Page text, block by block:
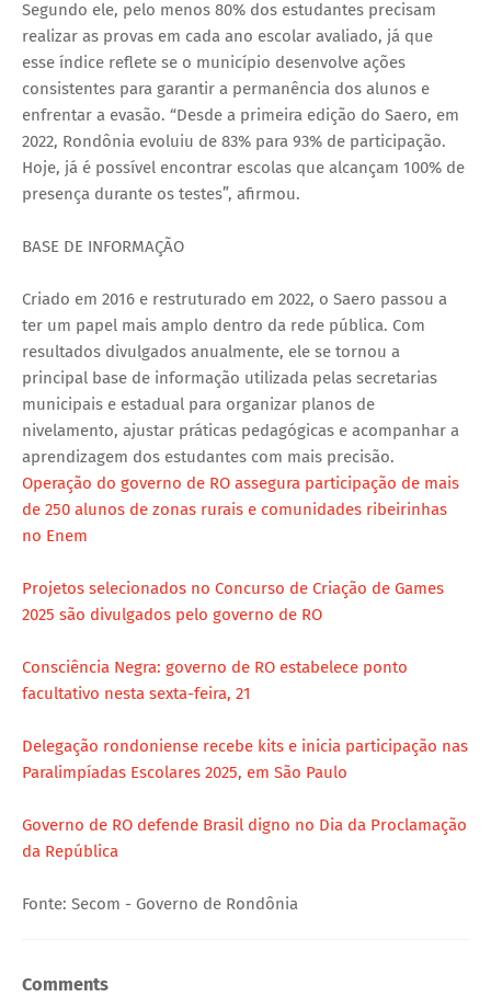
Segundo ele, pelo menos 80% dos estudantes precisam
realizar as provas em cada ano escolar avaliado, já que
esse índice reflete se o município desenvolve ações
consistentes para garantir a permanência dos alunos e
enfrentar a evasão. “Desde a primeira edição do Saero, em
2022, Rondônia evoluiu de 83% para 93% de participação.
Hoje, já é possível encontrar escolas que alcançam 100% de
presença durante os testes”, afirmou.
BASE DE INFORMAÇÃO
Criado em 2016 e restruturado em 2022, o Saero passou a
ter um papel mais amplo dentro da rede pública. Com
resultados divulgados anualmente, ele se tornou a
principal base de informação utilizada pelas secretarias
municipais e estadual para organizar planos de
nivelamento, ajustar práticas pedagógicas e acompanhar a
aprendizagem dos estudantes com mais precisão.
Operação do governo de RO assegura participação de mais
de 250 alunos de zonas rurais e comunidades ribeirinhas
no Enem
Projetos selecionados no Concurso de Criação de Games
2025 são divulgados pelo governo de RO
Consciência Negra: governo de RO estabelece ponto
facultativo nesta sexta-feira, 21
Delegação rondoniense recebe kits e inicia participação nas
Paralimpíadas Escolares 2025, em São Paulo
Governo de RO defende Brasil digno no Dia da Proclamação
da República
Fonte: Secom - Governo de Rondônia
Comments